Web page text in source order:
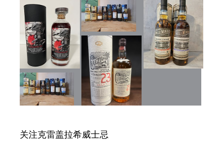
关注克雷盖拉希威士忌